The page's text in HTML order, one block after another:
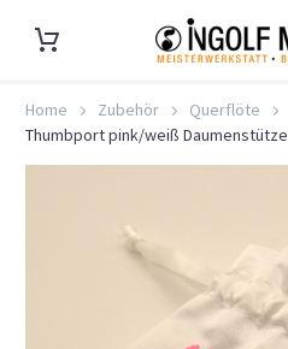
Home Zubehör Querflöte
Thumbport pink/weiß Daumenstütze